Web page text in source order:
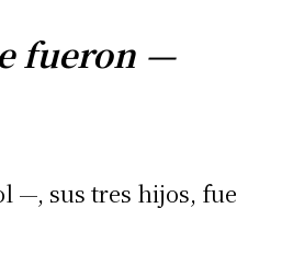
fueron —
—, sus tres hijos, fue